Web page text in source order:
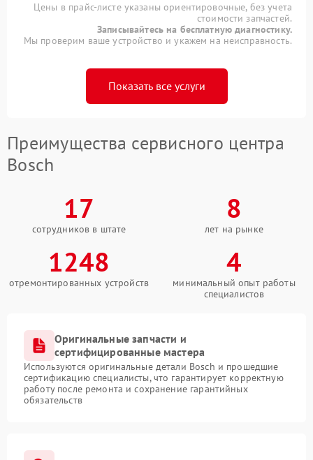
Цены в прайс-листе указаны ориентировочные, без учета
стоимости запчастей.
Записывайтесь на бесплатную диагностику.
Мы проверим ваше устройство и укажем на неисправность.
Показать все услуги
Преимущества сервисного центра
Bosch
17
сотрудников в штате
8
лет на рынке
1248
отремонтированных устройств
4
минимальный опыт работы
специалистов
Оригинальные запчасти и
сертифицированные мастера
Используются оригинальные детали Bosch и прошедшие
сертификацию специалисты, что гарантирует корректную
работу после ремонта и сохранение гарантийных
обязательств